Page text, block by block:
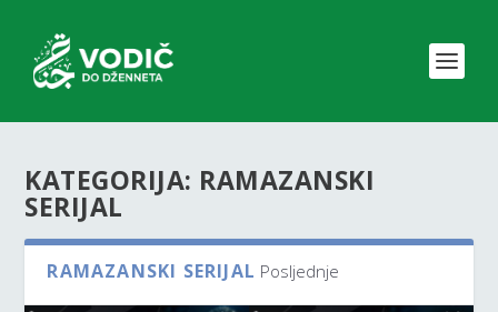
KATEGORIJA: RAMAZANSKI
SERIJAL
RAMAZANSKI SERIJAL Posljednje